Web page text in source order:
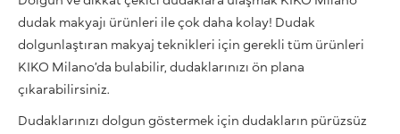
dudak makyajı ürünleri ile çok daha kolay! Dudak
dolgunlaştıran makyaj teknikleri için gerekli tüm ürünleri
KIKO Milano’da bulabilir, dudaklarınızı ön plana
çıkarabilirsiniz.
Dudaklarınızı dolgun göstermek için dudakların pürüzsüz